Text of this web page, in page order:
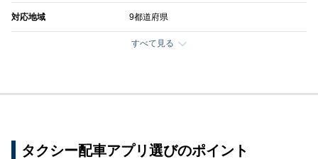
対応地域 9都道府県
すべて見る
タクシー配車アプリ選びのポイント